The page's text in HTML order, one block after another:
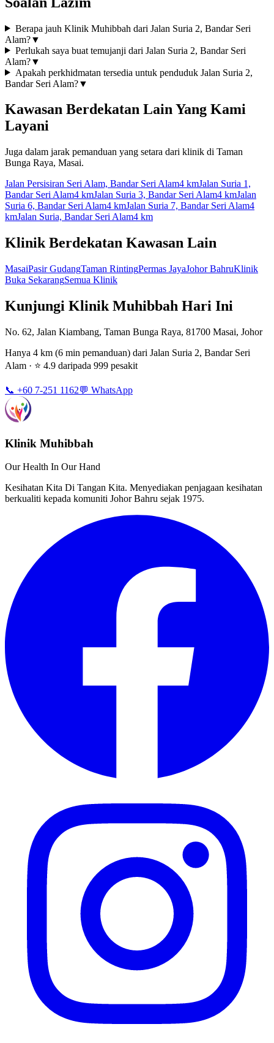
Berapa jauh Klinik Muhibbah dari Jalan Suria 2, Bandar Seri
Alam?▼
Perlukah saya buat temujanji dari Jalan Suria 2, Bandar Seri
Alam?▼
Apakah perkhidmatan tersedia untuk penduduk Jalan Suria 2,
Bandar Seri Alam?▼
Kawasan Berdekatan Lain Yang Kami
Layani
Juga dalam jarak pemanduan yang setara dari klinik di Taman
Bunga Raya, Masai.
Jalan Persisiran Seri Alam, Bandar Seri Alam4 kmJalan Suria 1,
Bandar Seri Alam4 kmJalan Suria 3, Bandar Seri Alam4 kmJalan
Suria 6, Bandar Seri Alam4 kmJalan Suria 7, Bandar Seri Alam4
kmJalan Suria, Bandar Seri Alam4 km
Klinik Berdekatan Kawasan Lain
MasaiPasir GudangTaman RintingPermas JayaJohor BahruKlinik
Buka SekarangSemua Klinik
Kunjungi Klinik Muhibbah Hari Ini
No. 62, Jalan Kiambang, Taman Bunga Raya, 81700 Masai, Johor
Hanya 4 km (6 min pemanduan) dari Jalan Suria 2, Bandar Seri
Alam · ⭐ 4.9 daripada 999 pesakit
📞 +60 7-251 1162💬 WhatsApp
Klinik Muhibbah
Our Health In Our Hand
Kesihatan Kita Di Tangan Kita. Menyediakan penjagaan kesihatan
berkualiti kepada komuniti Johor Bahru sejak 1975.